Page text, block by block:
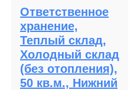
Ответственное
хранение,
Теплый склад,
Холодный склад
(без отопления),
50 кв.м., Нижний